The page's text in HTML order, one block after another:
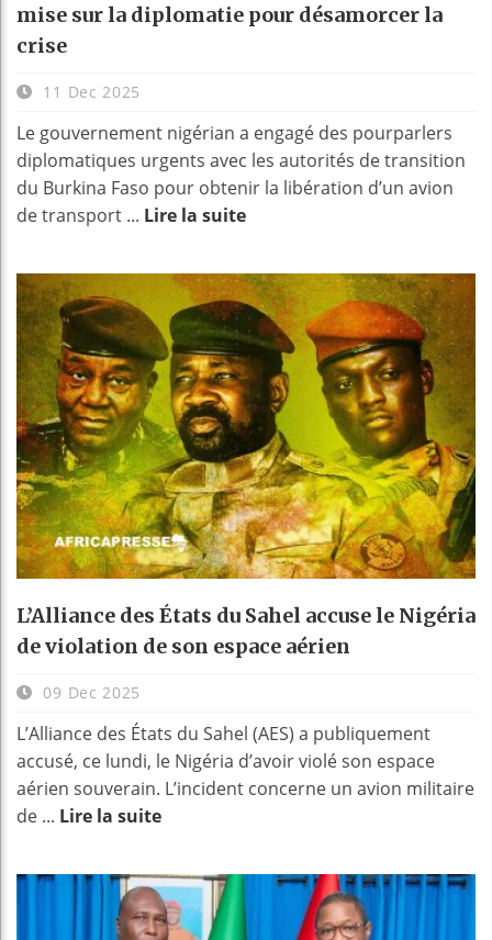
mise sur la diplomatie pour désamorcer la
crise
11 Dec 2025
Le gouvernement nigérian a engagé des pourparlers
diplomatiques urgents avec les autorités de transition
du Burkina Faso pour obtenir la libération d’un avion
de transport ... Lire la suite
L’Alliance des États du Sahel accuse le Nigéria
de violation de son espace aérien
09 Dec 2025
L’Alliance des États du Sahel (AES) a publiquement
accusé, ce lundi, le Nigéria d’avoir violé son espace
aérien souverain. L’incident concerne un avion militaire
de ... Lire la suite